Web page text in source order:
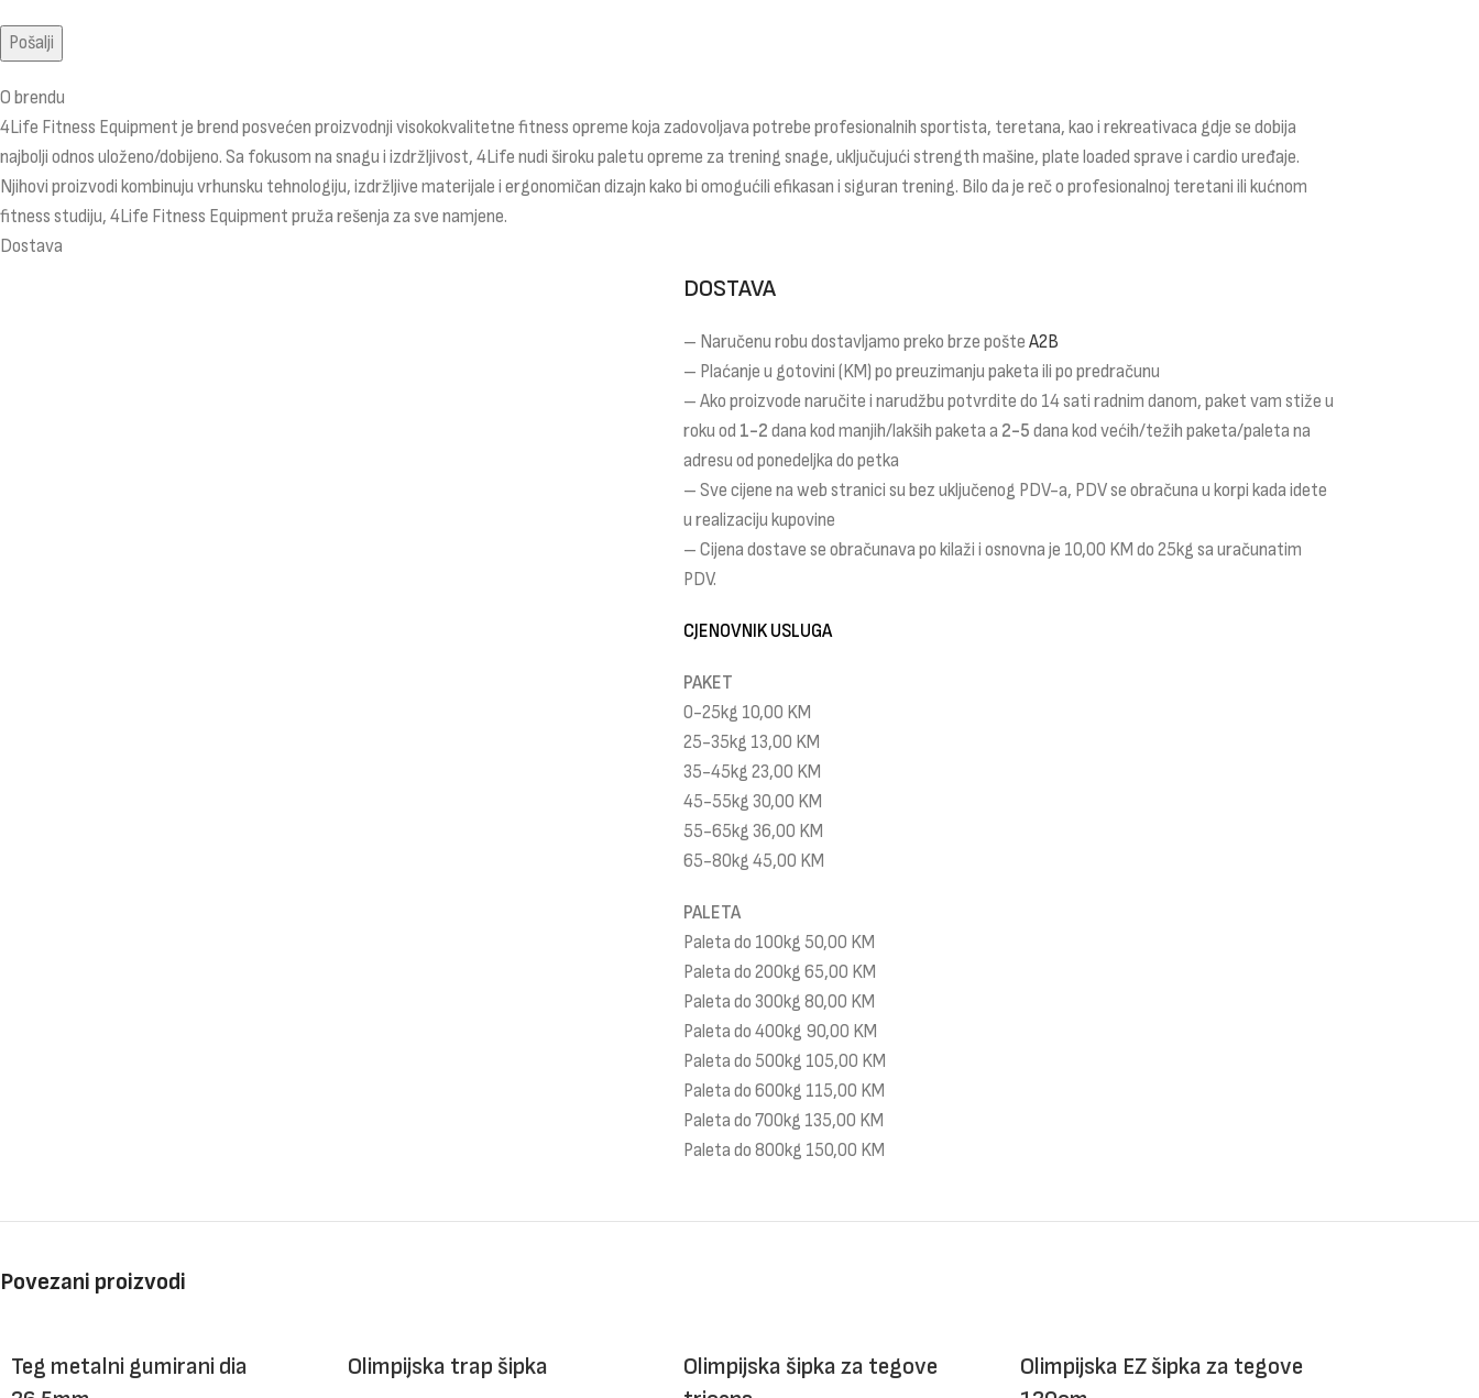
O brendu
4Life Fitness Equipment je brend posvećen proizvodnji visokokvalitetne fitness opreme koja zadovoljava potrebe profesionalnih sportista, teretana, kao i rekreativaca gdje se dobija
najbolji odnos uloženo/dobijeno. Sa fokusom na snagu i izdržljivost, 4Life nudi široku paletu opreme za trening snage, uključujući strength mašine, plate loaded sprave i cardio uređaje.
Njihovi proizvodi kombinuju vrhunsku tehnologiju, izdržljive materijale i ergonomičan dizajn kako bi omogućili efikasan i siguran trening. Bilo da je reč o profesionalnoj teretani ili kućnom
fitness studiju, 4Life Fitness Equipment pruža rešenja za sve namjene.
Dostava
DOSTAVA
– Naručenu robu dostavljamo preko brze pošte A2B
– Plaćanje u gotovini (KM) po preuzimanju paketa ili po predračunu
– Ako proizvode naručite i narudžbu potvrdite do 14 sati radnim danom, paket vam stiže u
roku od 1-2 dana kod manjih/lakših paketa a 2-5 dana kod većih/težih paketa/paleta na
adresu od ponedeljka do petka
– Sve cijene na web stranici su bez uključenog PDV-a, PDV se obračuna u korpi kada idete
u realizaciju kupovine
– Cijena dostave se obračunava po kilaži i osnovna je 10,00 KM do 25kg sa uračunatim
PDV.
CJENOVNIK USLUGA
PAKET
0-25kg 10,00 KM
25-35kg 13,00 KM
35-45kg 23,00 KM
45-55kg 30,00 KM
55-65kg 36,00 KM
65-80kg 45,00 KM
PALETA
Paleta do 100kg 50,00 KM
Paleta do 200kg 65,00 KM
Paleta do 300kg 80,00 KM
Paleta do 400kg 90,00 KM
Paleta do 500kg 105,00 KM
Paleta do 600kg 115,00 KM
Paleta do 700kg 135,00 KM
Paleta do 800kg 150,00 KM
Povezani proizvodi
Teg metalni gumirani dia
Olimpijska trap šipka
Olimpijska šipka za tegove
Olimpijska EZ šipka za tegove